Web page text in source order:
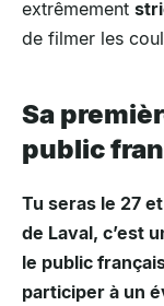
extrêmement
de filmer les
Sa
public
Tu seras le 27
de Laval, c’est
le public
participer à un